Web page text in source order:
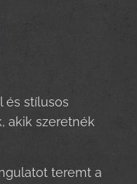
és stílusos
akik szeretnék
teremt a